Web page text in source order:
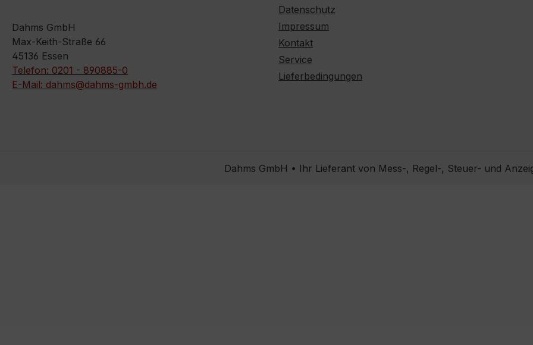
Dahms GmbH
Max-Keith-Straße 66
45136 Essen
Telefon: 0201 - 890885-0
E-Mail: dahms@dahms-gmbh.de
Datenschutz
Impressum
Kontakt
Service
Lieferbedingungen
Dahms GmbH • Ihr Lieferant von Mess-, Regel-, Steuer- und